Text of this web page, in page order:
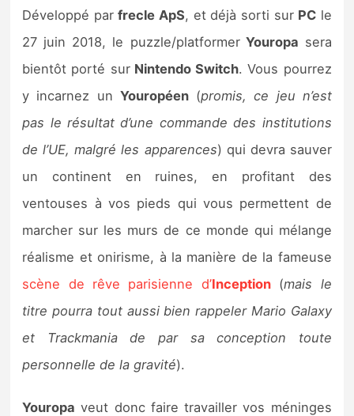
Tests de jeux
Tests d’accessoires
Autres tests
Previews
Précommandes
Précommandes jeux Switch 2
Sorties de jeux
Bons plans
Guides
Développé parfrecle ApS, et déjà sorti sur PC le
27 juin 2018, le puzzle/platformerYouropa sera
bientôt porté surNintendo Switch. Vous pourrez
y incarnez un Youropéen(promis, ce jeu n’est
pas le résultat d’une commande des institutions
de l’UE, malgré les apparences) qui devra sauver
un continent en ruines, en profitant des
ventouses à vos pieds qui vous permettent de
marcher sur les murs de ce monde qui mélange
réalisme et onirisme, à la manière de la fameuse
scène de rêve parisienne d’Inception(mais le
titre pourra tout aussi bien rappeler Mario Galaxy
et Trackmania de par sa conception toute
personnelle de la gravité).
Youropa veut donc faire travailler vos méninges